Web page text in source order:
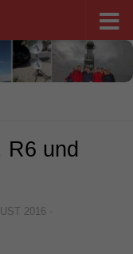
R6 und
2016 ·